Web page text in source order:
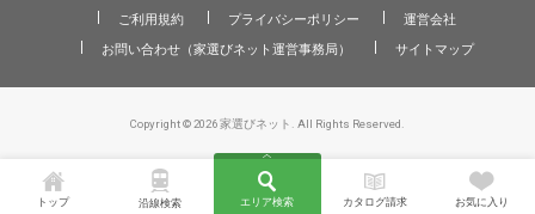
トップ 沿線検索 エリア検索 カタログ請求 お気に入り
ご利用規約 プライバシーポリシー
運営会社
お問い合わせ（家選びネット運営事務局）
サイトマップ
Copyright © 2026 家選びネット. All Rights Reserved.